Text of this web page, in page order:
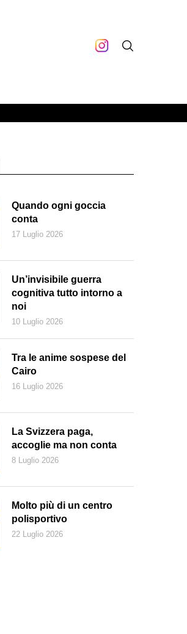
interprete di «The Night Writer» (Gianluca
Quando ogni goccia
conta
17 Luglio 2026
Un’invisibile guerra
cognitiva tutto intorno a
noi
10 Luglio 2026
Tra le anime sospese del
Cairo
16 Luglio 2026
La Svizzera paga,
accoglie ma non conta
8 Luglio 2026
Molto più di un centro
polisportivo
22 Luglio 2026